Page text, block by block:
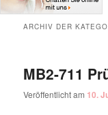
ARCHIV DER
MB2-711
Veröffentlicht am 10.